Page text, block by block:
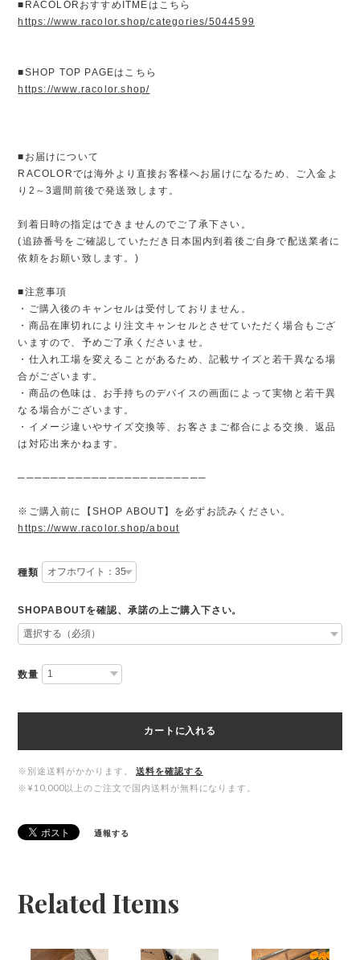
■RACOLORおすすめITMEはこちら
https://www.racolor.shop/categories/5044599
■SHOP TOP PAGEはこちら
https://www.racolor.shop/
■お届けについて
RACOLORでは海外より直接お客様へお届けになるため、ご入金よ
り2～3週間前後で発送致します。
到着日時の指定はできませんのでご了承下さい。
(追跡番号をご確認していただき日本国内到着後ご自身で配送業者に
依頼をお願い致します。)
■注意事項
・ご購入後のキャンセルは受付しておりません。
・商品在庫切れにより注文キャンセルとさせていただく場合もござ
いますので、予めご了承くださいませ。
・仕入れ工場を変えることがあるため、記載サイズと若干異なる場
合がございます。
・商品の色味は、お手持ちのデバイスの画面によって実物と若干異
なる場合がございます。
・イメージ違いやサイズ交換等、お客さまご都合による交換、返品
は対応出来かねます。
───────────────────────
※ご購入前に【SHOP ABOUT】を必ずお読みください。
https://www.racolor.shop/about
種類
SHOPABOUTを確認、承諾の上ご購入下さい。
数量
カートに入れる
※別途送料がかかります。
送料を確認する
※¥10,000以上のご注文で国内送料が無料になります。
通報する
Related Items